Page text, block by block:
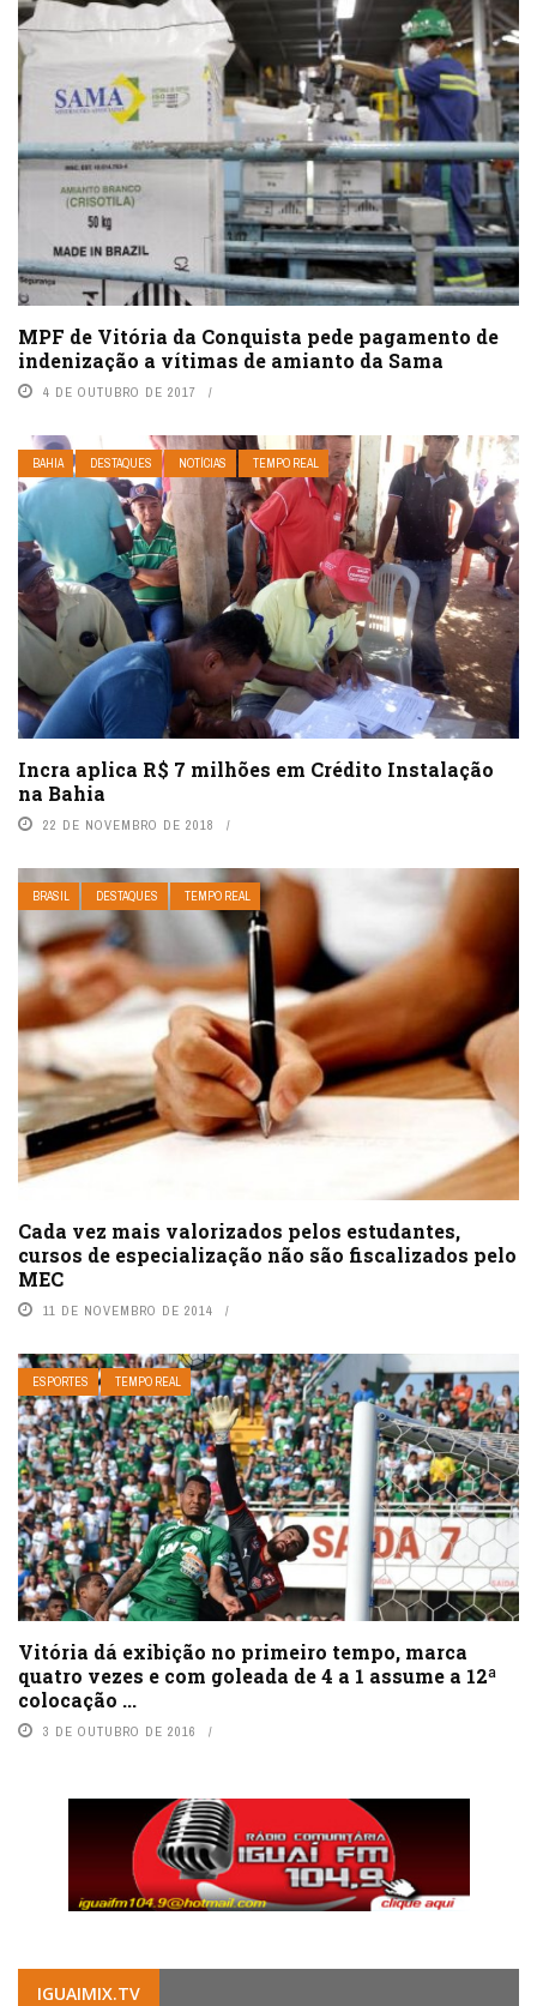
MPF de Vitória da Conquista pede pagamento de
indenização a vítimas de amianto da Sama
4 DE OUTUBRO DE 2017
BAHIA DESTAQUES NOTÍCIAS TEMPO REAL
Incra aplica R$ 7 milhões em Crédito Instalação
na Bahia
22 DE NOVEMBRO DE 2018
BRASIL DESTAQUES TEMPO REAL
Cada vez mais valorizados pelos estudantes,
cursos de especialização não são fiscalizados pelo
MEC
11 DE NOVEMBRO DE 2014
ESPORTES TEMPO REAL
Vitória dá exibição no primeiro tempo, marca
quatro vezes e com goleada de 4 a 1 assume a 12ª
colocação ...
3 DE OUTUBRO DE 2016
IGUAIMIX.TV